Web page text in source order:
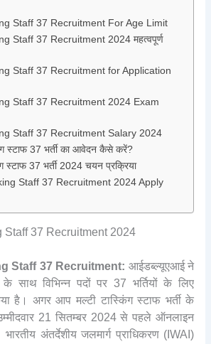
Staff 37 Recruitment For Age Limit
Staff 37 Recruitment 2024 महत्वपूर्ण
Staff 37 Recruitment for Application
Staff 37 Recruitment 2024 Exam
Staff 37 Recruitment Salary 2024
स्टाफ 37 भर्ती का आवेदन कैसे करें?
स्टाफ 37 भर्ती 2024 चयन प्रक्रिया
Staff 37 Recruitment 2024 Apply
Staff 37 Recruitment 2024
Staff 37 Recruitment: आईडब्ल्यूएआई ने
के साथ विभिन्न पदों पर 37 भर्तियों के लिए
है। अगर आप मल्टी टास्किंग स्टाफ भर्ती के
21 सितम्बर 2024 से पहले ऑनलाइन
अंतर्देशीय जलमार्ग प्राधिकरण (IWAI)